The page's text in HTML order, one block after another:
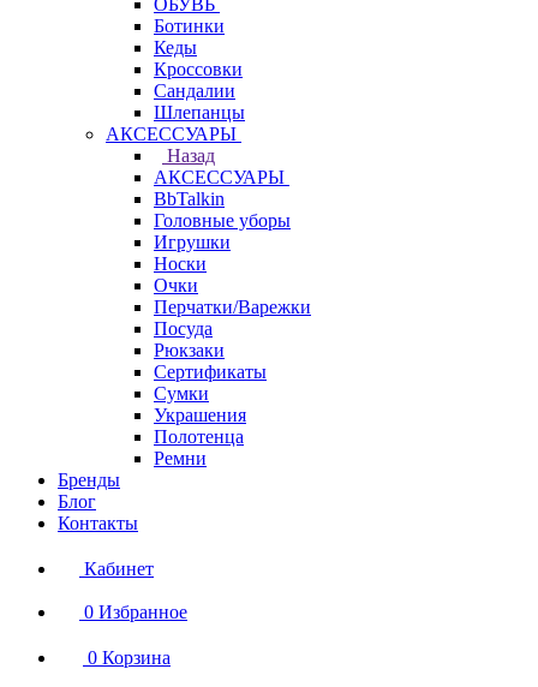
ОБУВЬ
Ботинки
Кеды
Кроссовки
Сандалии
Шлепанцы
АКСЕССУАРЫ
Назад
АКСЕССУАРЫ
BbTalkin
Головные уборы
Игрушки
Носки
Очки
Перчатки/Варежки
Посуда
Рюкзаки
Сертификаты
Сумки
Украшения
Полотенца
Ремни
Бренды
Блог
Контакты
Кабинет
0 Избранное
0 Корзина